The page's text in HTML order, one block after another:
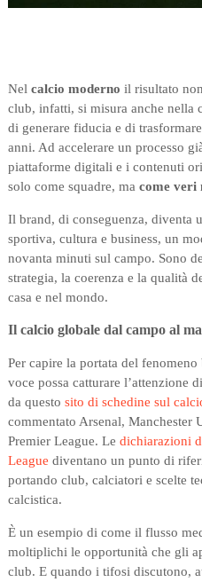
Nel calcio moderno il risultato
club, infatti, si misura anche nella
di generare fiducia e di
anni. Ad accelerare un processo
piattaforme digitali e i contenuti
solo come squadre, ma come veri
Il brand, di conseguenza, diventa
sportiva, cultura e business, un
novanta minuti sul campo. Sono
strategia, la coerenza e la qualità
casa e nel mondo.
Il calcio globale dal campo al
Per capire la portata del
voce possa catturare l’attenzione
da questo sito di schedine sul
commentato Arsenal,
Premier League. Le dichiarazioni
League diventano un punto di
portando club, calciatori e scelte
calcistica.
È un esempio di come il flusso
moltiplichi le opportunità che gli
club. E quando i tifosi discutono,